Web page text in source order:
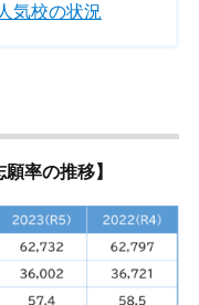
気校の状況
率の推移】